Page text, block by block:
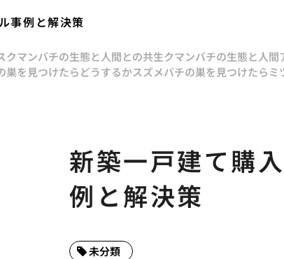
事例と解決策
クマンバチの生態と人間との共生クマンバチの生態と人間
巣を見つけたらどうするかスズメバチの巣を見つけたらミ
新築一戸建て購
例と解決策
未分類